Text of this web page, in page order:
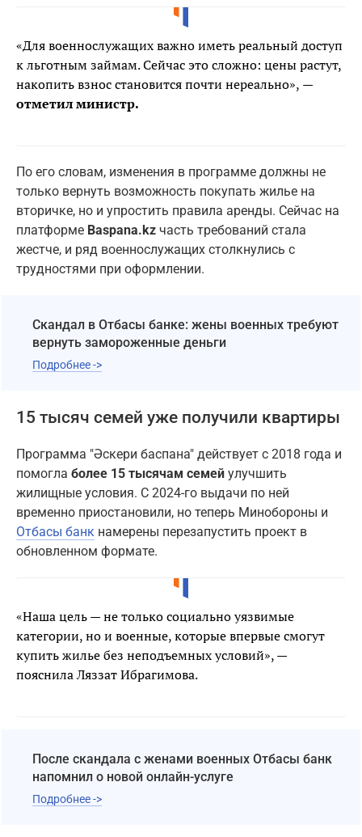
«Для военнослужащих важно иметь реальный доступ
к льготным займам. Сейчас это сложно: цены растут,
накопить взнос становится почти нереально», —
отметил министр.
По его словам, изменения в программе должны не
только вернуть возможность покупать жилье на
вторичке, но и упростить правила аренды. Сейчас на
платформе Baspana.kz часть требований стала
жестче, и ряд военнослужащих столкнулись с
трудностями при оформлении.
Скандал в Отбасы банке: жены военных требуют
вернуть замороженные деньги
Подробнее ->
15 тысяч семей уже получили квартиры
Программа "Әскери баспана" действует с 2018 года и
помогла более 15 тысячам семей улучшить
жилищные условия. С 2024-го выдачи по ней
временно приостановили, но теперь Минобороны и
Отбасы банк намерены перезапустить проект в
обновленном формате.
«Наша цель — не только социально уязвимые
категории, но и военные, которые впервые смогут
купить жилье без неподъемных условий», —
пояснила Ляззат Ибрагимова.
После скандала с женами военных Отбасы банк
напомнил о новой онлайн-услуге
Подробнее ->